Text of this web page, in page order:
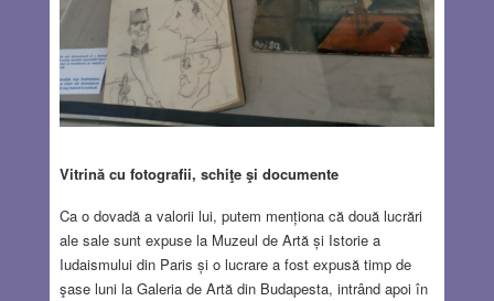
Vitrină cu fotografii, schiţe şi documente
Ca o dovadă a valorii lui, putem menționa că două lucrări
ale sale sunt expuse la Muzeul de Artă și Istorie a
Iudaismului din Paris și o lucrare a fost expusă timp de
şase luni la Galeria de Artă din Budapesta, intrând apoi în